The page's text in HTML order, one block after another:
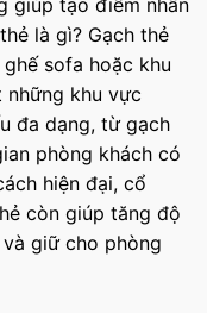
là gì? Gạch thẻ
sofa hoặc khu
những khu vực
đa dạng, từ gạch
phòng khách có
hiện đại, cổ
còn giúp tăng độ
giữ cho phòng